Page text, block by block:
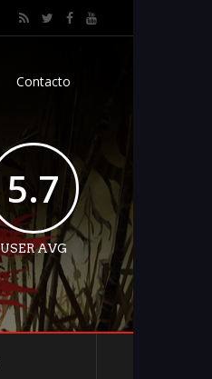
Contacto
5.7
USER AVG